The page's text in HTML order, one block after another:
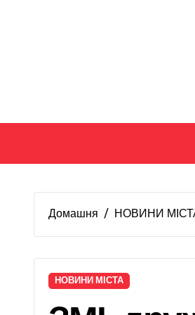
Домашня НОВИНИ
НОВИНИ МІСТА